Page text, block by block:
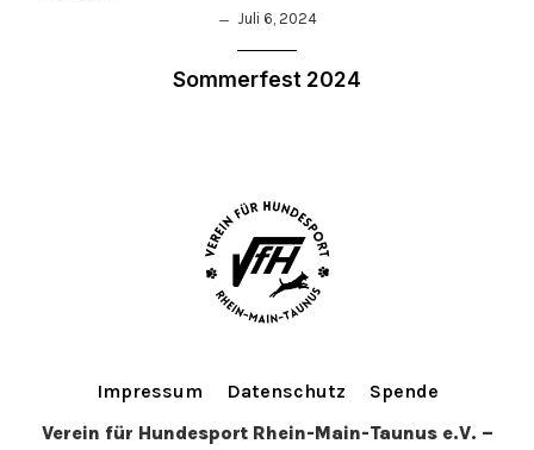
Juli 6, 2024
Sommerfest 2024
Impressum Datenschutz
Spende
Verein für Hundesport Rhein-Main-Taunus e.V. –